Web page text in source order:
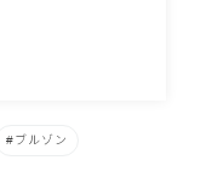
ブルゾン